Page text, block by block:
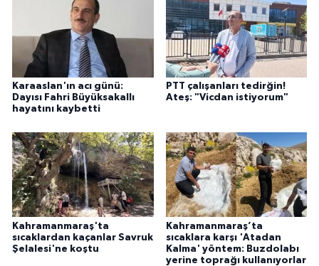
Karaaslan'ın acı günü:
Dayısı Fahri Büyüksakallı
hayatını kaybetti
PTT çalışanları tedirğin!
Ateş: "Vicdan istiyorum"
Kahramanmaraş'ta
sıcaklardan kaçanlar Savruk
Şelalesi'ne koştu
Kahramanmaraş’ta
sıcaklara karşı 'Atadan
Kalma' yöntem: Buzdolabı
yerine toprağı kullanıyorlar